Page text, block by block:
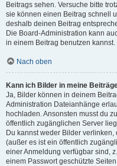
Beitrags sehen. Versuche bitte
sie können einen Beitrag schnell
deshalb deinen Beitrag
Die Board-Administration kann
in einem Beitrag benutzen kannst.
Nach oben
Kann ich Bilder in meine
Ja, Bilder können in deinem
Administration Dateianhänge
hochladen. Ansonsten musst du
öffentlich zugänglichen Server
Du kannst weder Bilder
(außer es ist ein öffentlich
einer Anmeldung verfügbar sind,
einem Passwort geschützte